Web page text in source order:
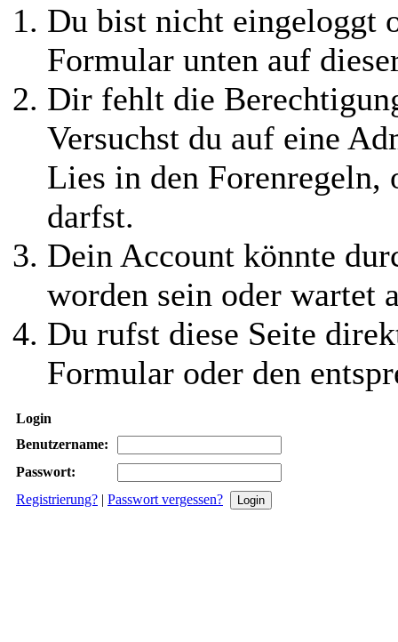
Du bist nicht eingeloggt
Formular unten auf
Dir fehlt die
Versuchst du auf eine
Lies in den Forenregeln,
darfst.
Dein Account könnte
worden sein oder wartet
Du rufst diese Seite
Formular oder den
Login
Benutzername:
Passwort:
Registrierung? | Passwort vergessen?